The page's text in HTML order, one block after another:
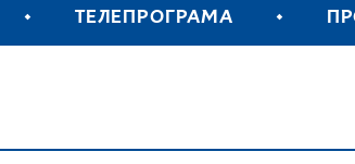
ТЕЛЕПРОГРАМА